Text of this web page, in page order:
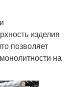
изделия
позволяет
на